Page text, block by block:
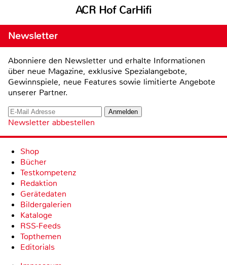
ACR Hof CarHifi
Newsletter
Abonniere den Newsletter und erhalte Informationen
über neue Magazine, exklusive Spezialangebote,
Gewinnspiele, neue Features sowie limitierte Angebote
unserer Partner.
Newsletter abbestellen
Shop
Bücher
Testkompetenz
Redaktion
Gerätedaten
Bildergalerien
Kataloge
RSS-Feeds
Topthemen
Editorials